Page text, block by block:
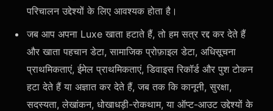
परिचालन उद्देश्यों के लिए आवश्यक होता है।
जब आप अपना Luxe खाता हटाते हैं, तो हम सत्र रद्द कर देते हैं
और खाता पहचान डेटा, सामाजिक प्रोफ़ाइल डेटा, अधिसूचना
प्राथमिकताएं, ईमेल प्राथमिकताएं, डिवाइस रिकॉर्ड और पुश टोकन
हटा देते हैं या अज्ञात कर देते हैं, जब तक कि कानूनी, सुरक्षा,
सदस्यता, लेखांकन, धोखाधड़ी-रोकथाम, या ऑप्ट-आउट उद्देश्यों के